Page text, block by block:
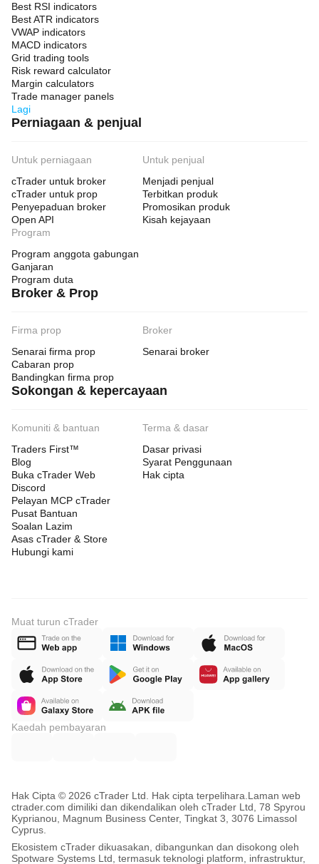
Best RSI indicators
Best ATR indicators
VWAP indicators
MACD indicators
Grid trading tools
Risk reward calculator
Margin calculators
Trade manager panels
Lagi
Perniagaan & penjual
Untuk perniagaan
cTrader untuk broker
cTrader untuk prop
Penyepaduan broker
Open API
Untuk penjual
Menjadi penjual
Terbitkan produk
Promosikan produk
Kisah kejayaan
Program
Program anggota gabungan
Ganjaran
Program duta
Broker & Prop
Firma prop
Senarai firma prop
Cabaran prop
Bandingkan firma prop
Broker
Senarai broker
Sokongan & kepercayaan
Komuniti & bantuan
Traders First™
Blog
Buka cTrader Web
Discord
Pelayan MCP cTrader
Pusat Bantuan
Soalan Lazim
Asas cTrader & Store
Hubungi kami
Terma & dasar
Dasar privasi
Syarat Penggunaan
Hak cipta
Muat turun cTrader
Kaedah pembayaran
Hak Cipta © 2026 cTrader Ltd. Hak cipta terpelihara. Laman web
ctrader.com dimiliki dan dikendalikan oleh cTrader Ltd, 78 Spyrou
Kyprianou, Magnum Business Center, Tingkat 3, 3076 Limassol
Cyprus.
Ekosistem cTrader dikuasakan, dibangunkan dan disokong oleh
Spotware Systems Ltd, termasuk teknologi platform, infrastruktur,